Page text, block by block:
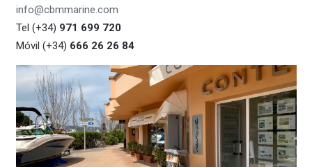
info@cbmmarine.com
Tel (+34) 971 699 720
Móvil (+34) 666 26 26 84